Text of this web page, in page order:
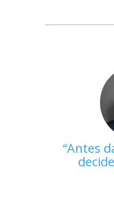
Antes